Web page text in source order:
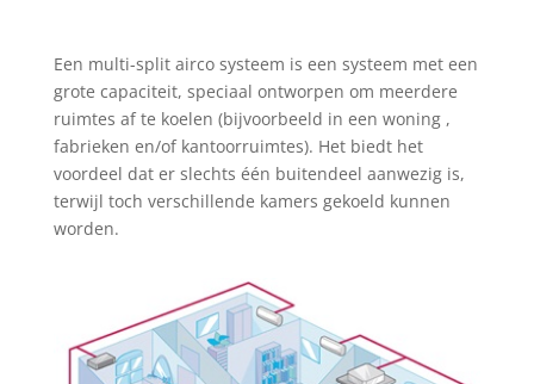
Een multi-split airco systeem is een systeem met een
grote capaciteit, speciaal ontworpen om meerdere
ruimtes af te koelen (bijvoorbeeld in een woning ,
fabrieken en/of kantoorruimtes). Het biedt het
voordeel dat er slechts één buitendeel aanwezig is,
terwijl toch verschillende kamers gekoeld kunnen
worden.